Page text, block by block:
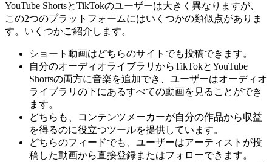
YouTube ShortsとTikTokのユーザーは大きく異なりますが、
この2つのプラットフォームにはいくつかの類似点がありま
す。いくつかご紹介します。
ショート動画はどちらのサイトでも投稿できます。
自分のオーディオライブラリからTikTokとYouTube
Shortsの両方に音楽を追加でき、ユーザーはオーディオ
ライブラリの下にあるすべての動画を見ることができ
ます。
どちらも、コンテンツメーカーが自分の作品から収益
を得るのに役立つツールを提供しています。
どちらのフィードでも、ユーザーはアーティストが投
稿した動画から直接登録またはフォローできます。